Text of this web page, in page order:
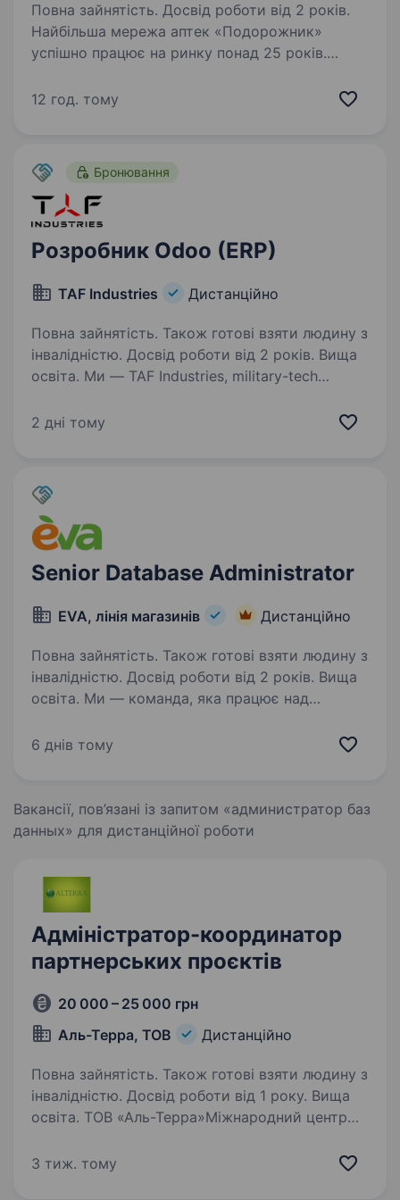
Повна зайнятість. Досвід роботи від 2 років.
Найбільша мережа аптек «Подорожник»
успішно працює на ринку понад 25 років.
працівників у всіх регіонах України. У зв’язку
12 год. тому
Бронювання
Розробник Odoo (ERP)
TAF Industries Дистанційно
Повна зайнятість. Також готові взяти людину з
інвалідністю. Досвід роботи від 2 років. Вища
освіта. Ми — TAF Industries, military-tech
військових технологій від FPV-дронів і
шукаємо Розробника Odoo…
2 дні тому
Senior Database Administrator
EVA, лінія магазинів Дистанційно
Повна зайнятість. Також готові взяти людину з
інвалідністю. Досвід роботи від 2 років. Вища
освіта. Ми — команда, яка працює над
commerce. Наші рішення забезпечують
дозволяють створювати сучасні,…
6 днів тому
Вакансії, пов’язані із запитом «администратор баз
данных» для дистанційної роботи
Адміністратор-координатор
партнерських проєктів
20 000 – 25 000 грн
Аль-Терра, ТОВ
Дистанційно
Повна зайнятість. Також готові взяти людину з
інвалідністю. Досвід роботи від 1 року. Вища
освіта. ТОВ «Аль-Терра»Міжнародний центр
ALTERRA (майже 15 років на ринку, Україна,
3 тиж. тому